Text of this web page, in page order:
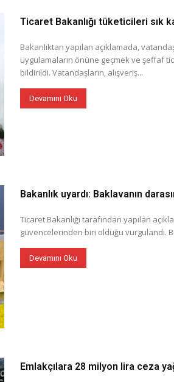
Ticaret Bakanlığı tüketicileri sık
Bakanlıktan yapılan açıklamada,
uygulamaların önüne geçmek ve şeffaf
bildirildi. Vatandaşların, alışveriş...
Devamını Oku
Bakanlık uyardı: Baklavanın
Ticaret Bakanlığı tarafından yapılan
güvencelerinden biri olduğu vurgulandı.
Devamını Oku
Emlakçılara 28 milyon lira ceza